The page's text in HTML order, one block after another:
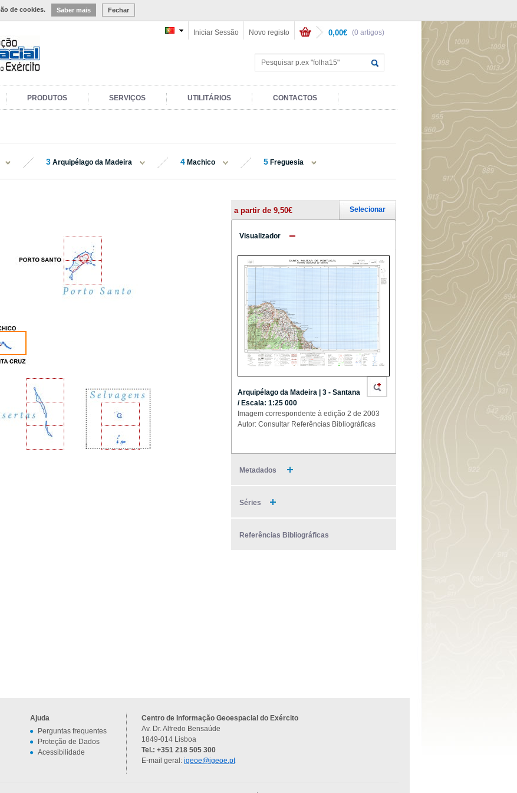
de cookies. Saber mais Fechar
(0 artigos)
0,00€
Novo registo
Iniciar Sessão
PRODUTOS SERVIÇOS UTILITÁRIOS CONTACTOS
3 Arquipélago da Madeira 4 Machico 5 Freguesia
a partir de 9,50€ Selecionar
Visualizador
Arquipélago da Madeira | 3 - Santana
/ Escala: 1:25 000
Imagem correspondente à edição 2 de 2003
Autor: Consultar Referências Bibliográficas
Metadados
Séries
Referências Bibliográficas
Ajuda
Perguntas frequentes
Proteção de Dados
Acessibilidade
Centro de Informação Geoespacial do Exército
Av. Dr. Alfredo Bensaúde
1849-014 Lisboa
Tel.: +351 218 505 300
E-mail geral: igeoe@igeoe.pt